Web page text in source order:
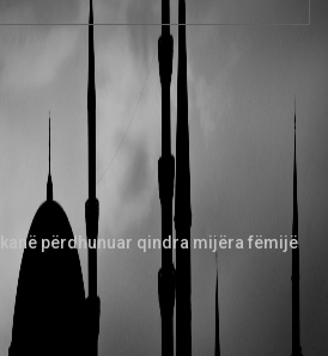
përdhunuar qindra mijëra fëmijë